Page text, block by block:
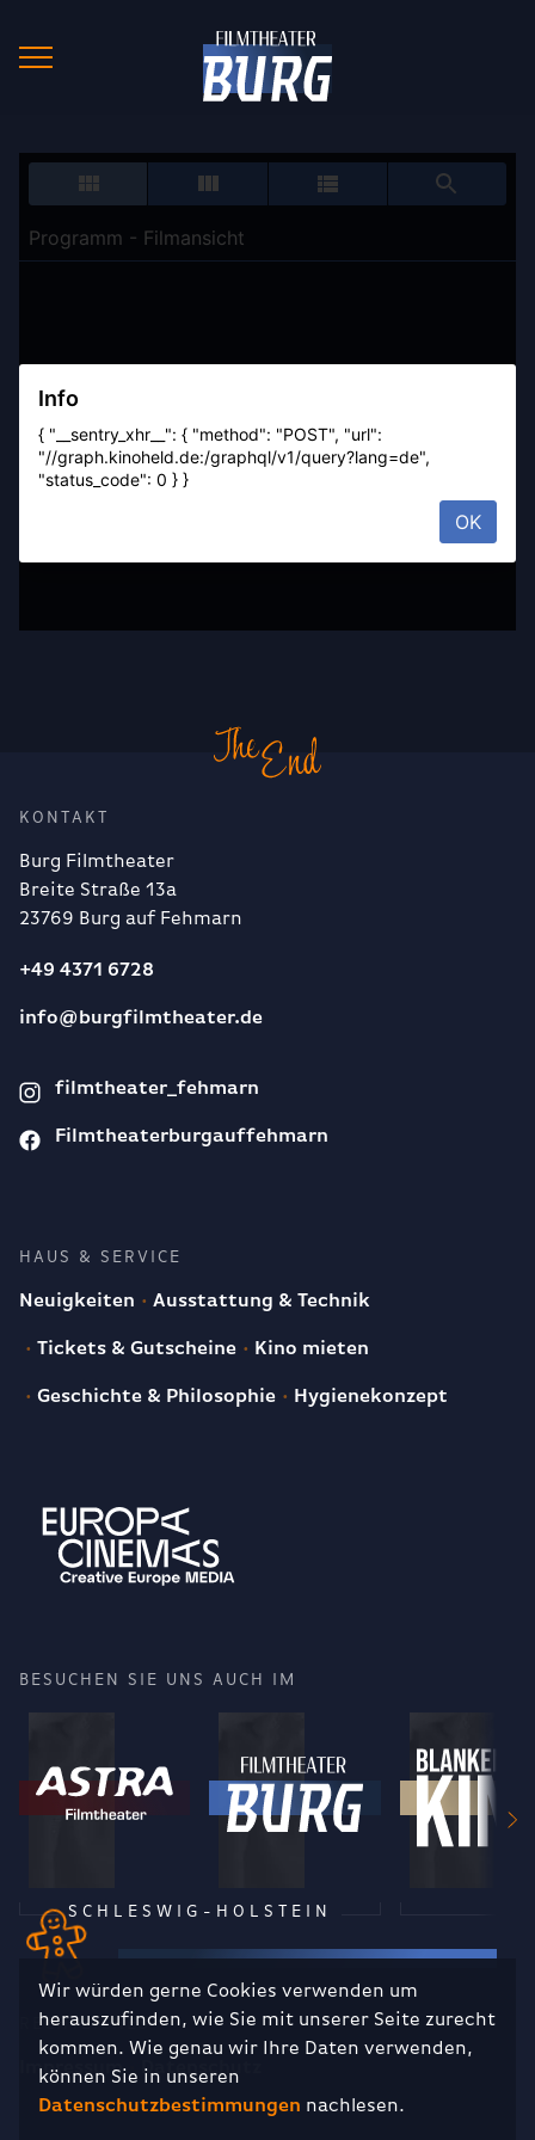
Wir würden gerne Cookies verwenden um
herauszufinden, wie Sie mit unserer Seite zurecht
kommen. Wie genau wir Ihre Daten verwenden,
können Sie in unseren
Datenschutzbestimmungen nachlesen.
KONTAKT
Burg Filmtheater
Breite Straße 13a
23769 Burg auf Fehmarn
+49 4371 6728
info@burgfilmtheater.de
filmtheater_fehmarn
Filmtheaterburgauffehmarn
HAUS & SERVICE
Neuigkeiten Ausstattung & Technik
Tickets & Gutscheine Kino mieten
Geschichte & Philosophie Hygienekonzept
BESUCHEN SIE UNS AUCH IM
SCHLESWIG-HOLSTEIN
RECHTLICHES
Impressum Datenschutz